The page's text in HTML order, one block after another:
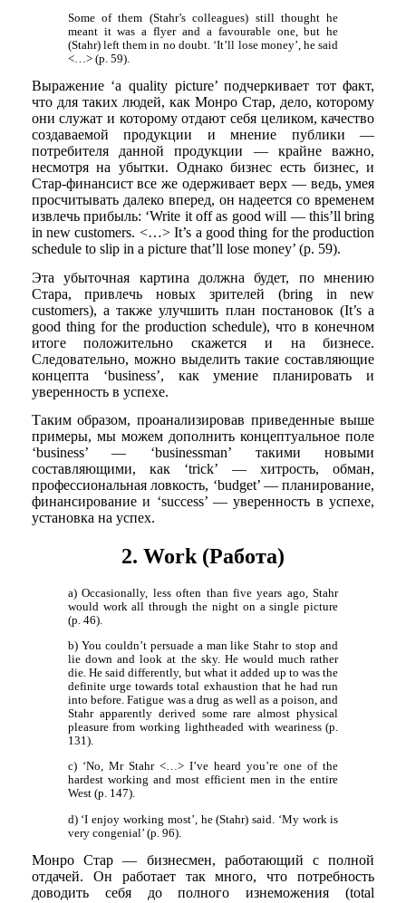
Some of them (Stahr’s colleagues) still thought he
meant it was a flyer and a favourable one, but he
(Stahr) left them in no doubt. ‘It’ll lose money’, he said
<…> (p. 59).
Выражение ‘a quality picture’ подчеркивает тот факт,
что для таких людей, как Монро Стар, дело, которому
они служат и которому отдают себя целиком, качество
создаваемой продукции и мнение публики —
потребителя данной продукции — крайне важно,
несмотря на убытки. Однако бизнес есть бизнес, и
Стар-финансист все же одерживает верх — ведь, умея
просчитывать далеко вперед, он надеется со временем
извлечь прибыль: ‘Write it off as good will — this’ll bring
in new customers. <…> It’s a good thing for the production
schedule to slip in a picture that’ll lose money’ (p. 59).
Эта убыточная картина должна будет, по мнению
Стара, привлечь новых зрителей (bring in new
customers), а также улучшить план постановок (It’s a
good thing for the production schedule), что в конечном
итоге положительно скажется и на бизнесе.
Следовательно, можно выделить такие составляющие
концепта ‘business’, как умение планировать и
уверенность в успехе.
Таким образом, проанализировав приведенные выше
примеры, мы можем дополнить концептуальное поле
‘business’ — ‘businessman’ такими новыми
составляющими, как ‘trick’ — хитрость, обман,
профессиональная ловкость, ‘budget’ — планирование,
финансирование и ‘success’ — уверенность в успехе,
установка на успех.
2. Work (Работа)
a) Occasionally, less often than five years ago, Stahr
would work all through the night on a single picture
(p. 46).
b) You couldn’t persuade a man like Stahr to stop and
lie down and look at the sky. He would much rather
die. He said differently, but what it added up to was the
definite urge towards total exhaustion that he had run
into before. Fatigue was a drug as well as a poison, and
Stahr apparently derived some rare almost physical
pleasure from working lightheaded with weariness (p.
131).
c) ‘No, Mr Stahr <…> I’ve heard you’re one of the
hardest working and most efficient men in the entire
West (p. 147).
d) ‘I enjoy working most’, he (Stahr) said. ‘My work is
very congenial’ (p. 96).
Монро Стар — бизнесмен, работающий с полной
отдачей. Он работает так много, что потребность
доводить себя до полного изнеможения (total